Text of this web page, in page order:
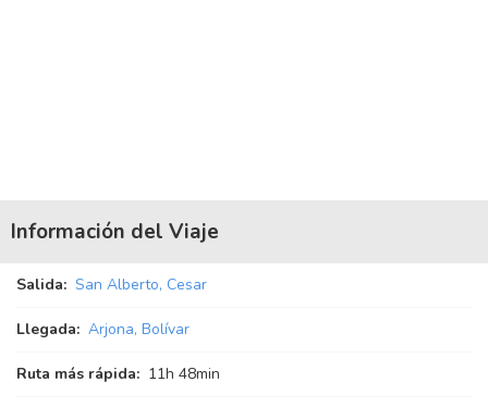
Información del Viaje
Salida: San Alberto, Cesar
Llegada: Arjona, Bolívar
Ruta más rápida: 11h 48min